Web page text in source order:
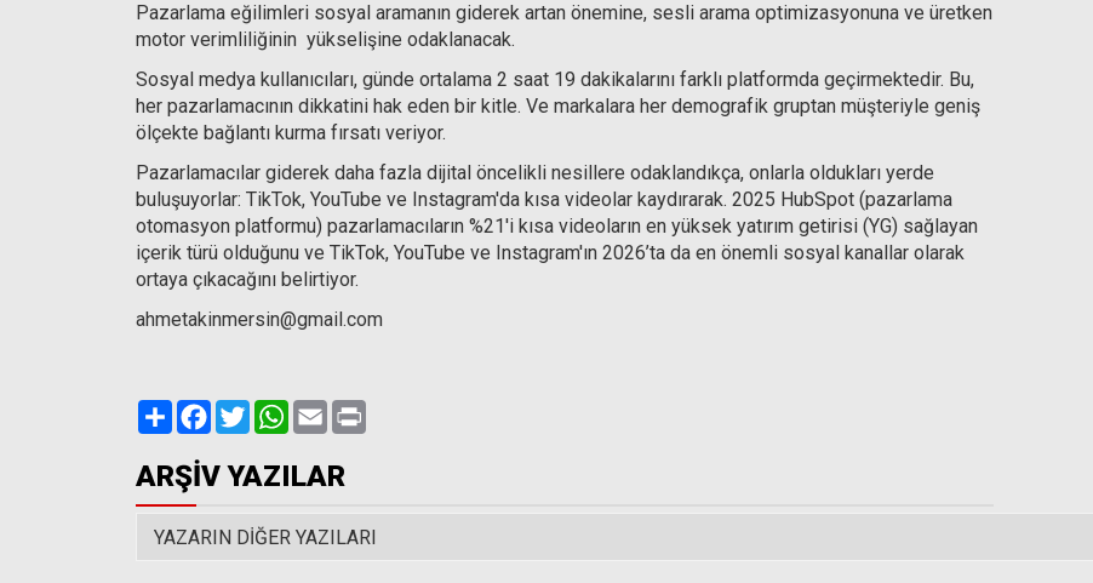
Pazarlama eğilimleri sosyal aramanın giderek artan önemine, sesli arama optimizasyonuna ve üretken
motor verimliliğinin yükselişine odaklanacak.
Sosyal medya kullanıcıları, günde ortalama 2 saat 19 dakikalarını farklı platformda geçirmektedir. Bu,
her pazarlamacının dikkatini hak eden bir kitle. Ve markalara her demografik gruptan müşteriyle geniş
ölçekte bağlantı kurma fırsatı veriyor.
Pazarlamacılar giderek daha fazla dijital öncelikli nesillere odaklandıkça, onlarla oldukları yerde
buluşuyorlar: TikTok, YouTube ve Instagram'da kısa videolar kaydırarak. 2025 HubSpot (pazarlama
otomasyon platformu) pazarlamacıların %21'i kısa videoların en yüksek yatırım getirisi (YG) sağlayan
içerik türü olduğunu ve TikTok, YouTube ve Instagram'ın 2026’ta da en önemli sosyal kanallar olarak
ortaya çıkacağını belirtiyor.
ahmetakinmersin@gmail.com
PaylaşFacebook
TwitterWhatsApp
Email
ARŞİV YAZILAR